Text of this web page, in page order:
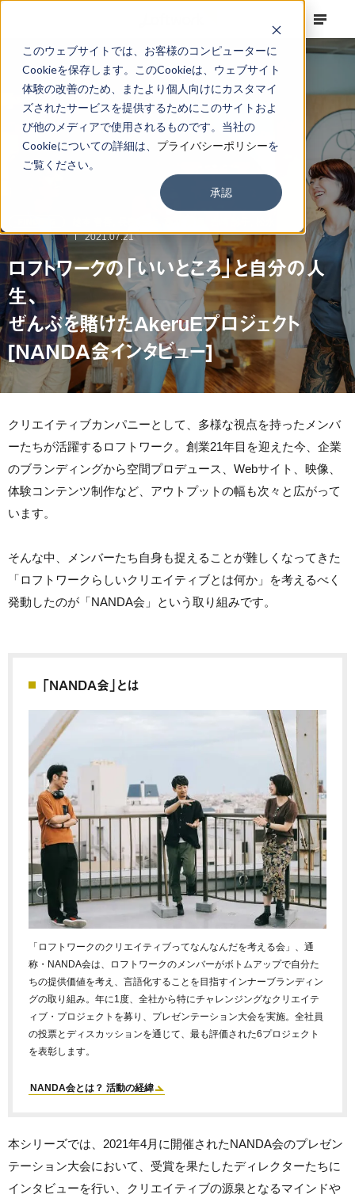
このウェブサイトでは、お客様のコンピューターに
Cookieを保存します。このCookieは、ウェブサイト
体験の改善のため、またより個人向けにカスタマイ
ズされたサービスを提供するためにこのサイトおよ
び他のメディアで使用されるものです。当社の
Cookieについての詳細は、 プライバシーポリシーを
ご覧ください。
承認
2021.07.21
ロフトワークの「いいところ」と自分の人
生、
ぜんぶを賭けたAkeruEプロジェクト
[NANDA会インタビュー]
クリエイティブカンパニーとして、多様な視点を持ったメンバ
ーたちが活躍するロフトワーク。創業21年目を迎えた今、企業
のブランディングから空間プロデュース、Webサイト、映像、
体験コンテンツ制作など、アウトプットの幅も次々と広がって
います。
そんな中、メンバーたち自身も捉えることが難しくなってきた
「ロフトワークらしいクリエイティブとは何か」を考えるべく
発動したのが「NANDA会」という取り組みです。
「NANDA会」とは
「ロフトワークのクリエイティブってなんなんだを考える会」、通
称・NANDA会は、ロフトワークのメンバーがボトムアップで自分た
ちの提供価値を考え、言語化することを目指すインナーブランディン
グの取り組み。年に1度、全社から特にチャレンジングなクリエイテ
ィブ・プロジェクトを募り、プレゼンテーション大会を実施。全社員
の投票とディスカッションを通じて、最も評価された6プロジェクト
を表彰します。
NANDA会とは？ 活動の経緯
本シリーズでは、2021年4月に開催されたNANDA会のプレゼン
テーション大会において、受賞を果たしたディレクターたちに
インタビューを行い、クリエイティブの源泉となるマインドや